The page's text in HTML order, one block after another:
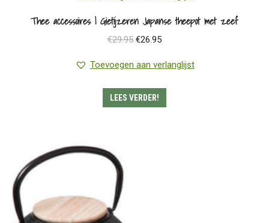
Thee accessoires | Gietijzeren Japanse theepot met zeef
€29.95 Oorspronkelijke
was:
€29.95.
€26.95Huidige
is:
€26.95.
Toevoegen aan verlanglijst
LEES VERDER!